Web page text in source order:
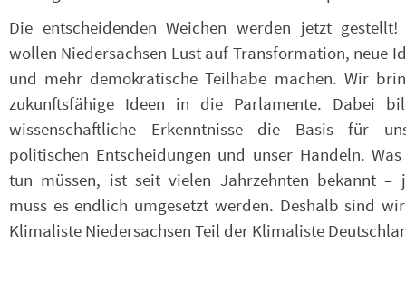
Die entscheidenden Weichen werden jetzt gestellt!
wollen Niedersachsen Lust auf Transformation, neue
und mehr demokratische Teilhabe machen. Wir
zukunftsfähige Ideen in die Parlamente. Dabei
wissenschaftliche Erkenntnisse die Basis für
politischen Entscheidungen und unser Handeln.
tun müssen, ist seit vielen Jahrzehnten bekannt –
muss es endlich umgesetzt werden. Deshalb sind
Klimaliste Niedersachsen Teil der Klimaliste